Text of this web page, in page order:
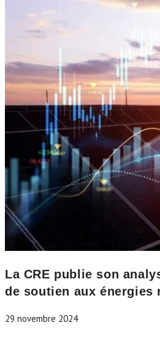
La CRE publie son
de soutien aux énergies
29 novembre 2024